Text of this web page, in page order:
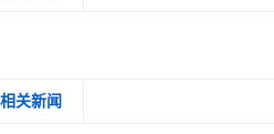
相关新闻